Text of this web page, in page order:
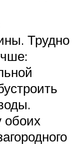
Трудно